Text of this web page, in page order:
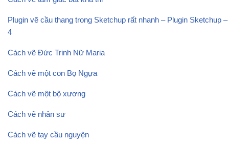
Plugin vẽ cầu thang trong Sketchup rất nhanh – Plugin Sketchup –
4
Cách vẽ Đức Trinh Nữ Maria
Cách vẽ một con Bọ Ngựa
Cách vẽ một bộ xương
Cách vẽ nhân sư
Cách vẽ tay cầu nguyện